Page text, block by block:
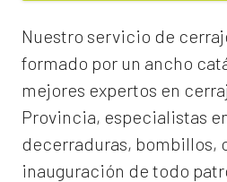
Nuestro servicio de
formado por un ancho
mejores expertos en
Provincia, especialistas
decerraduras, bombillos,
inauguración de todo